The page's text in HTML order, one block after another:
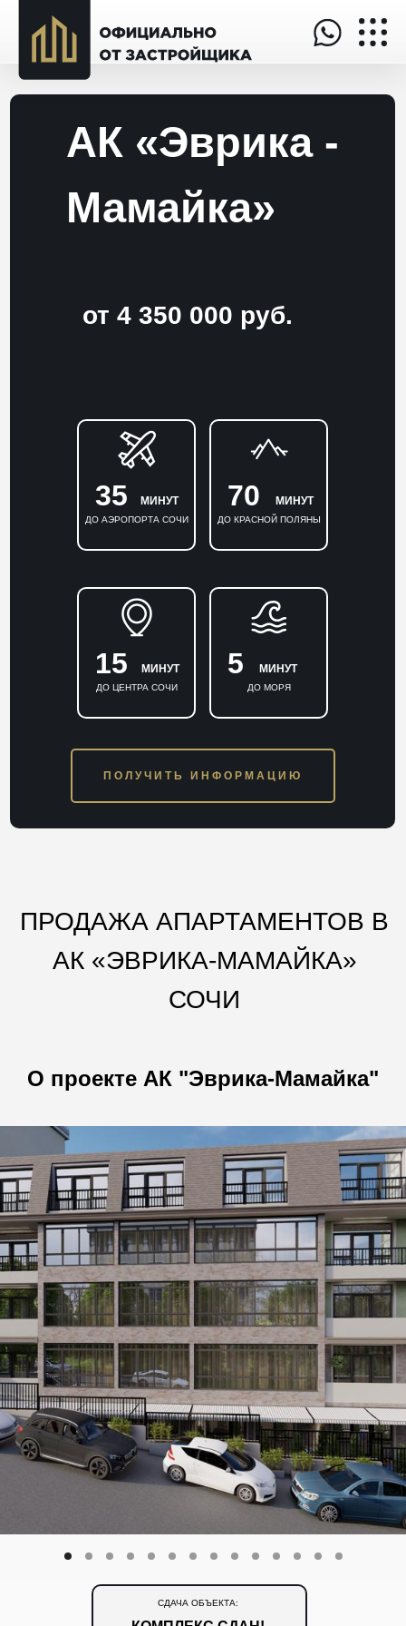
ПОЛУЧИТЬ ИНФОРМАЦИЮ
от 4 350 000 руб.
35 МИНУТ
ДО АЭРОПОРТА СОЧИ
15 5
70
МИНУТ МИНУТ
МИНУТ
ДО ЦЕНТРА СОЧИ ДО МОРЯ
ДО КРАСНОЙ ПОЛЯНЫ
АК «Эврика -
Мамайка»
ПРОДАЖА АПАРТАМЕНТОВ В
АК «ЭВРИКА-МАМАЙКА»
СОЧИ
СДАЧА ОБЪЕКТА:
О проекте АК "Эврика-Мамайка"